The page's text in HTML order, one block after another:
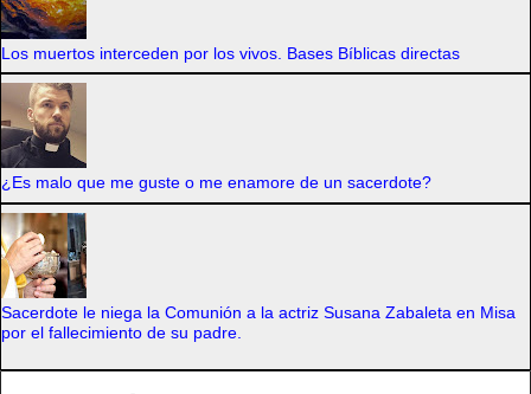
Los muertos interceden por los vivos. Bases Bíblicas directas
¿Es malo que me guste o me enamore de un sacerdote?
Sacerdote le niega la Comunión a la actriz Susana Zabaleta en Misa
por el fallecimiento de su padre.